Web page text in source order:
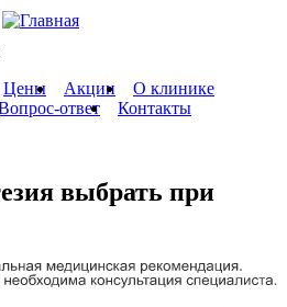
Цены Акции
О клинике
ответ
Контакты
выбрать при